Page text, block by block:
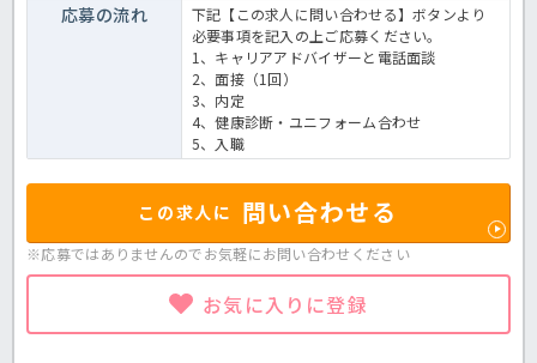
応募の流れ
下記【この求人に問い合わせる】ボタンより
必要事項を記入の上ご応募ください。
1、キャリアアドバイザーと電話面談
2、面接（1回）
3、内定
4、健康診断・ユニフォーム合わせ
5、入職
この求人に 問い合わせる
※応募ではありませんのでお気軽にお問い合わせください
お気に入りに登録